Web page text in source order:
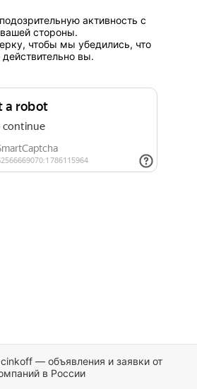
активность с
вашей стороны.
чтобы мы убедились, что
действительно вы.
— объявления и заявки от
в России